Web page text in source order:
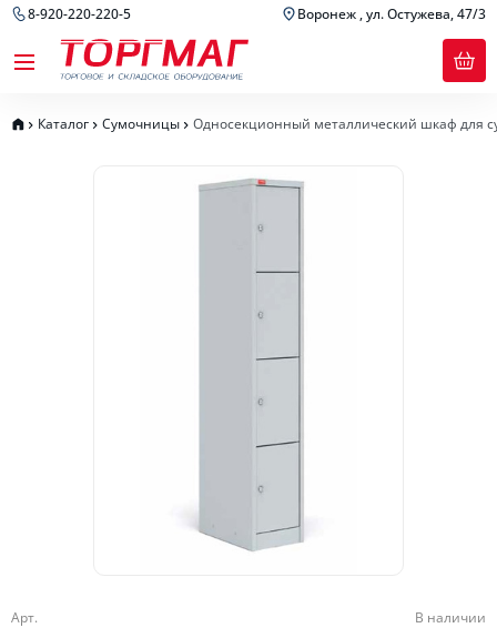
8-920-220-220-5 Воронеж , ул. Остужева, 47/3
Каталог Сумочницы Односекционный металлический шкаф для
Арт. В наличии